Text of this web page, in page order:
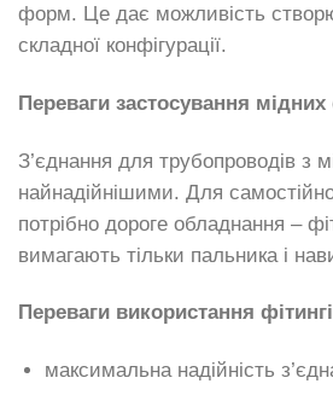
форм. Це дає можливість
складної конфігурації.
Переваги застосування мідних
З’єднання для трубопроводів з
найнадійнішими. Для
потрібно дороге обладнання –
вимагають тільки пальника і
Переваги використання
максимальна надійність